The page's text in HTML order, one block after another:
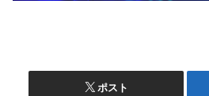
ポスト